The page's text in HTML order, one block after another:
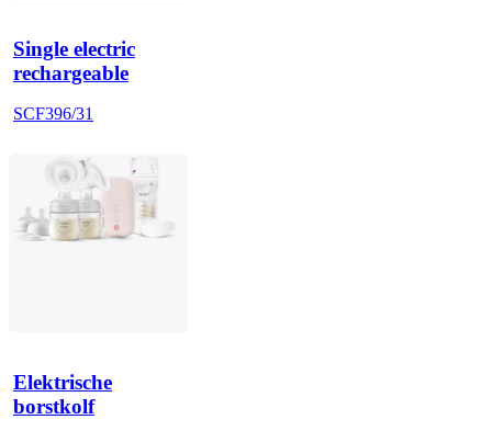
Single electric
rechargeable
SCF396/31
Elektrische
borstkolf